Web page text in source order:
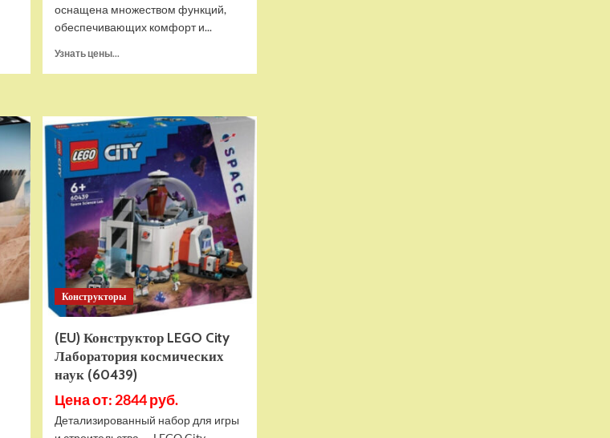
оснащена множеством функций,
обеспечивающих комфорт и...
Узнать цены...
RiverToys
F888FF
красный
Конструкторы
(EU) Конструктор LEGO City
Лаборатория космических
наук (60439)
Цена от: 2844 руб.
Детализированный набор для игры